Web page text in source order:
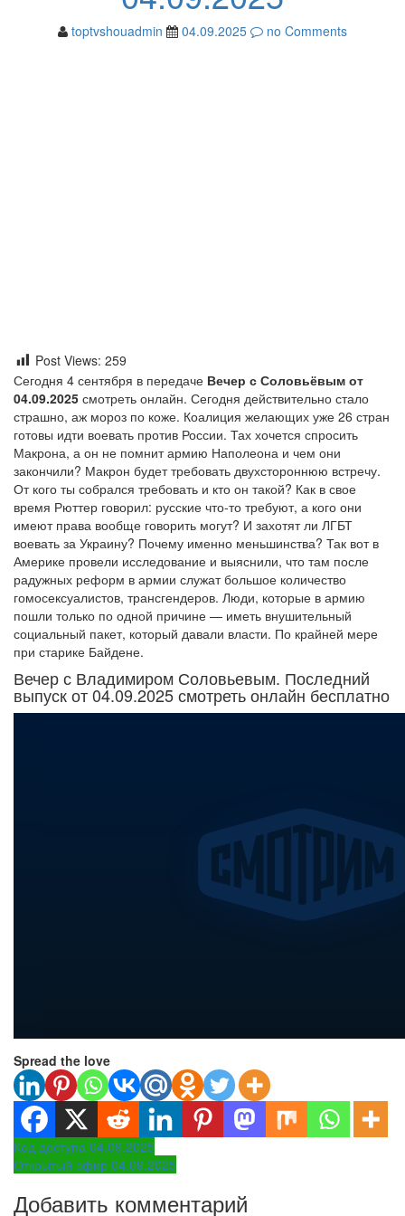
toptvshouadmin 04.09.2025 no Comments
Post Views: 259
Сегодня 4 сентября в передаче Вечер с Соловьёвым от
04.09.2025 смотреть онлайн. Сегодня действительно стало
страшно, аж мороз по коже. Коалиция желающих уже 26 стран
готовы идти воевать против России. Тах хочется спросить
Макрона, а он не помнит армию Наполеона и чем они
закончили? Макрон будет требовать двухстороннюю встречу.
От кого ты собрался требовать и кто он такой? Как в свое
время Рюттер говорил: русские что-то требуют, а кого они
имеют права вообще говорить могут? И захотят ли ЛГБТ
воевать за Украину? Почему именно меньшинства? Так вот в
Америке провели исследование и выяснили, что там после
радужных реформ в армии служат большое количество
гомосексуалистов, трансгендеров. Люди, которые в армию
пошли только по одной причине — иметь внушительный
социальный пакет, который давали власти. По крайней мере
при старике Байдене.
Вечер с Владимиром Соловьевым. Последний
выпуск от 04.09.2025 смотреть онлайн бесплатно
Spread the love
Навигация
по
Код доступа 04.09.2025
Открытый эфир 04.09.2025
Добавить комментарий